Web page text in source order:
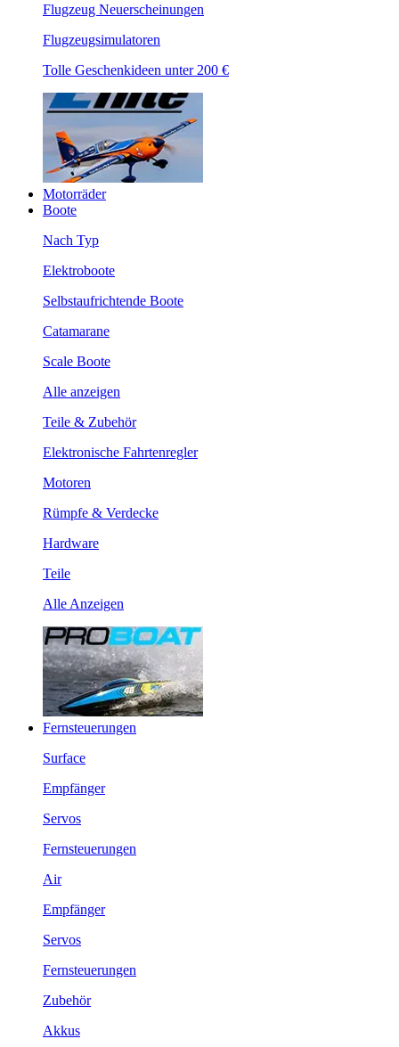
Flugzeug Neuerscheinungen
Flugzeugsimulatoren
Tolle Geschenkideen unter 200 €
Motorräder
Boote
Nach Typ
Elektroboote
Selbstaufrichtende Boote
Catamarane
Scale Boote
Alle anzeigen
Teile & Zubehör
Elektronische Fahrtenregler
Motoren
Rümpfe & Verdecke
Hardware
Teile
Alle Anzeigen
Fernsteuerungen
Surface
Empfänger
Servos
Fernsteuerungen
Air
Empfänger
Servos
Fernsteuerungen
Zubehör
Akkus